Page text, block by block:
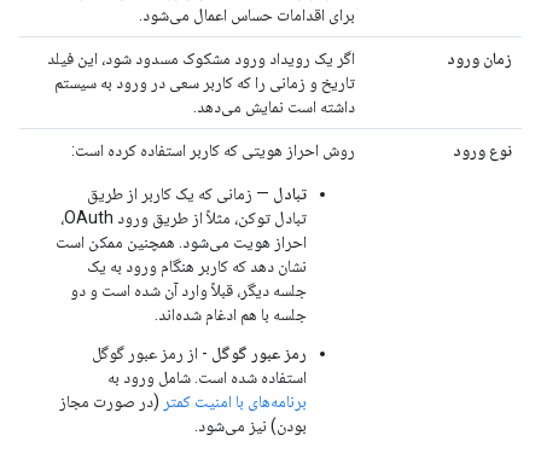
برای اقدامات حساس اعمال می‌شود.
زمان ورود
اگر یک رویداد ورود مشکوک مسدود شود، این فیلد
تاریخ و زمانی را که کاربر سعی در ورود به سیستم
داشته است نمایش می‌دهد.
نوع ورود روش احراز هویتی که کاربر استفاده کرده است:
تبادل — زمانی که یک کاربر از طریق
تبادل توکن، مثلاً از طریق ورود OAuth،
احراز هویت می‌شود. همچنین ممکن است
نشان دهد که کاربر هنگام ورود به یک
جلسه دیگر، قبلاً وارد آن شده است و دو
جلسه با هم ادغام شده‌اند.
رمز عبور گوگل - از رمز عبور گوگل
استفاده شده است. شامل ورود به
برنامه‌های با امنیت کمتر (در صورت مجاز
بودن) نیز می‌شود.